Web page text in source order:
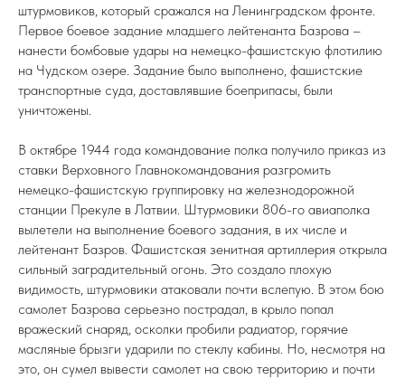
штурмовиков, который сражался на Ленинградском фронте.
Первое боевое задание младшего лейтенанта Базрова –
нанести бомбовые удары на немецко-фашистскую флотилию
на Чудском озере. Задание было выполнено, фашистские
транспортные суда, доставлявшие боеприпасы, были
уничтожены.
В октябре 1944 года командование полка получило приказ из
ставки Верховного Главнокомандования разгромить
немецко-фашистскую группировку на железнодорожной
станции Прекуле в Латвии. Штурмовики 806-го авиаполка
вылетели на выполнение боевого задания, в их числе и
лейтенант Базров. Фашистская зенитная артиллерия открыла
сильный заградительный огонь. Это создало плохую
видимость, штурмовики атаковали почти вслепую. В этом бою
самолет Базрова серьезно пострадал, в крыло попал
вражеский снаряд, осколки пробили радиатор, горячие
масляные брызги ударили по стеклу кабины. Но, несмотря на
это, он сумел вывести самолет на свою территорию и почти